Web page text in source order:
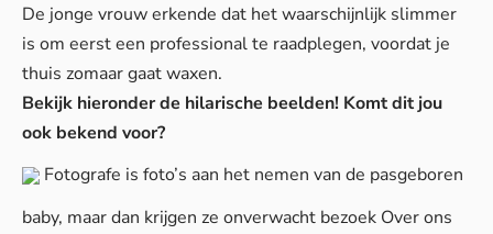
De jonge vrouw erkende dat het waarschijnlijk slimmer
is om eerst een professional te raadplegen, voordat je
thuis zomaar gaat waxen.
Bekijk hieronder de hilarische beelden! Komt dit jou
ook bekend voor?
Fotografe is foto’s aan het nemen van de pasgeboren
baby, maar dan krijgen ze onverwacht bezoek Over ons